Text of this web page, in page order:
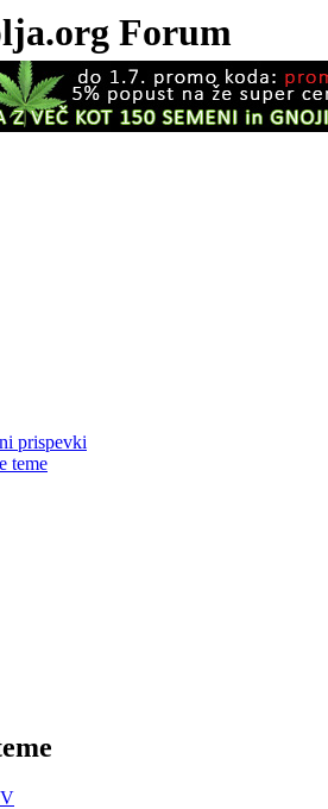
Forum
prispevki
teme